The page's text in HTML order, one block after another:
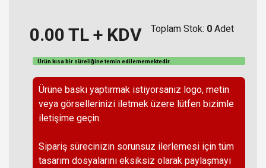
0.00 TL + KDV Toplam Stok: 0 Adet
Ürün kısa bir süreliğine temin edilememektedir.
Ürüne baskı yaptırmak istiyorsanız logo, metin
veya görsellerinizi iletmek üzere lütfen bizimle
iletişime geçin.
Sipariş sürecinizin sorunsuz ilerlemesi için tüm
tasarım dosyalarını eksiksiz olarak paylaşmayı